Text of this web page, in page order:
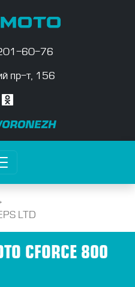
60-76
пр-т, 156
LTD
CFORCE 800